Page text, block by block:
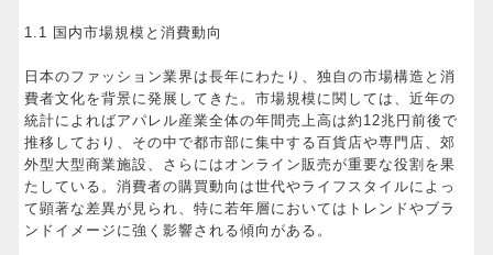
1.1 国内市場規模と消費動向
日本のファッション業界は長年にわたり、独自の市場構造と消
費者文化を背景に発展してきた。市場規模に関しては、近年の
統計によればアパレル産業全体の年間売上高は約12兆円前後で
推移しており、その中で都市部に集中する百貨店や専門店、郊
外型大型商業施設、さらにはオンライン販売が重要な役割を果
たしている。消費者の購買動向は世代やライフスタイルによっ
て顕著な差異が見られ、特に若年層においてはトレンドやブラ
ンドイメージに強く影響される傾向がある。